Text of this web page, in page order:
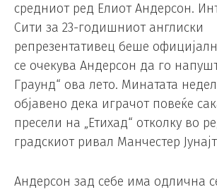
средниот ред Елиот Андерсон.
Сити за 23-годишниот англиски
репрезентативец беше
се очекува Андерсон да го
Граунд“ ова лето. Минатата
објавено дека играчот повеќе
пресели на „Етихад“ отколку во
градскиот ривал Манчестер
Андерсон зад себе има одлична